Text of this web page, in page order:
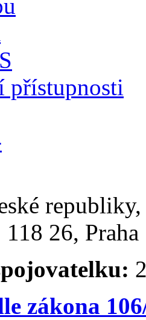
přístupnosti
26,
zákona